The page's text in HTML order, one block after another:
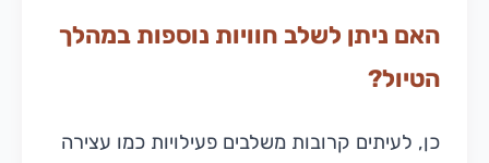
האם ניתן לשלב חוויות נוספות במהלך
הטיול?
כן, לעיתים קרובות משלבים פעילויות כמו עצירה